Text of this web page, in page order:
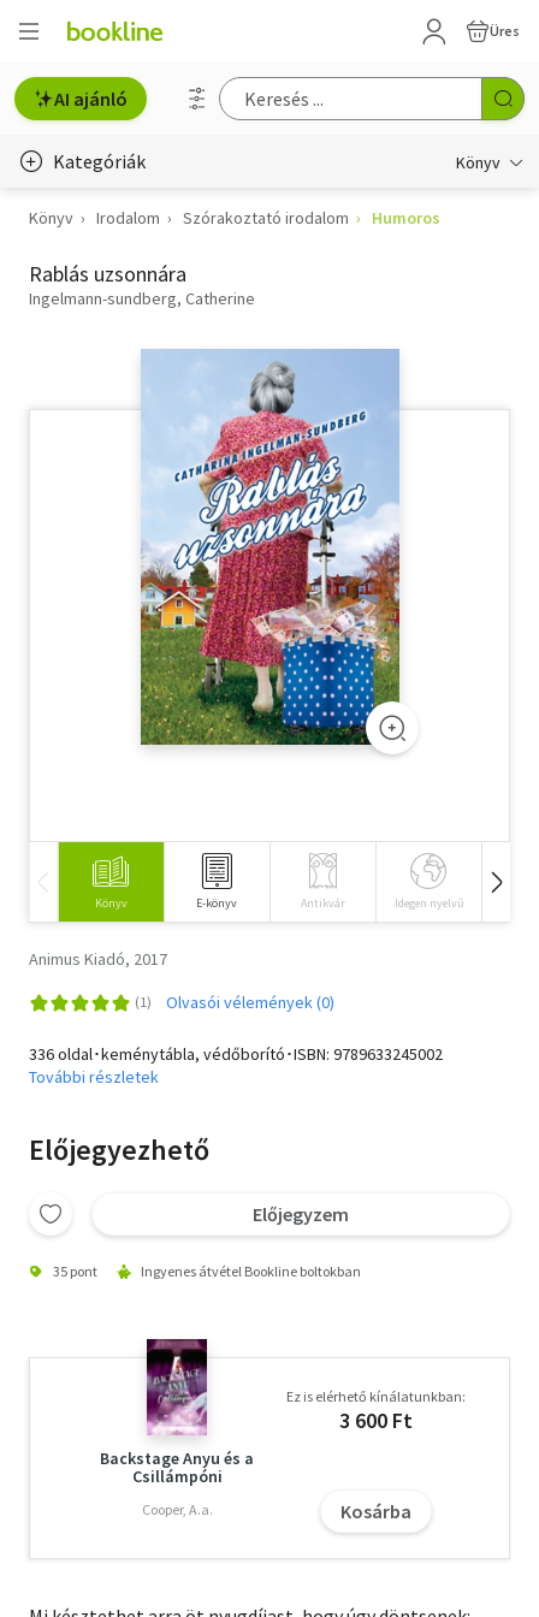
Üres
AI ajánló
Kategóriák Könyv
Életmód, egészség
Erotika
Szótár, nyelvkönyv
Tankönyv, segédkönyv
Társadalomtudomány
Természettudomány
Vallás
Könyv Irodalom Szórakoztató irodalom Humoros
Rablás uzsonnára
Ingelmann-sundberg, Catherine
Könyv E-könyv Antikvár Idegen nyelvű
Animus Kiadó, 2017
Olvasói vélemények (0)
336 oldal･keménytábla, védőborító･ISBN: 9789633245002
További részletek
Előjegyezhető
Előjegyzem
35 pont Ingyenes átvétel Bookline boltokban
Backstage Anyu és a
Csillámpóni
Cooper, A.a.
Ez is elérhető kínálatunkban:
3 600 Ft
Kosárba